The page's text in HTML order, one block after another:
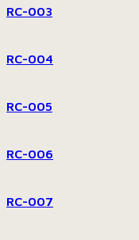
RC-003
RC-004
RC-005
RC-006
RC-007